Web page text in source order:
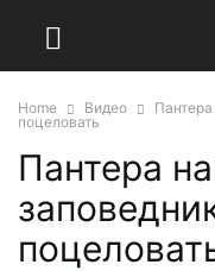
Home Видео
поцеловать
Пантера